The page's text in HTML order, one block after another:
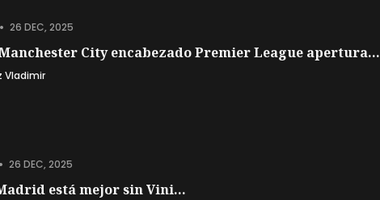
• 26 DEC, 2025
City encabezado Premier League apertura...
Vladimir
• 26 DEC, 2025
está mejor sin Vini...